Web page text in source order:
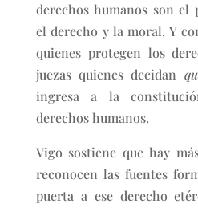
derechos humanos son el
el derecho y la moral. Y
quienes protegen los
juezas quienes decidan
ingresa a la
derechos humanos.
Vigo sostiene que hay
reconocen las fuentes
puerta a ese derecho